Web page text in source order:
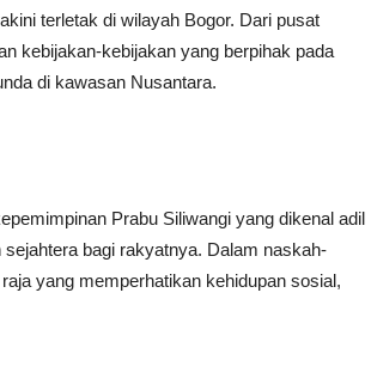
terletak di wilayah Bogor. Dari pusat
kebijakan-kebijakan yang berpihak pada
di kawasan Nusantara.
Prabu Siliwangi yang dikenal adil
bagi rakyatnya. Dalam naskah-
yang memperhatikan kehidupan sosial,